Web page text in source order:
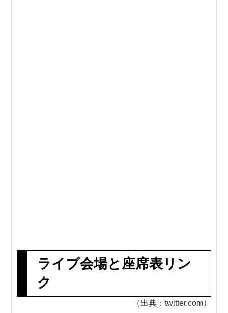
ライブ会場と座席表リン
ク
（出典：twitter.com）